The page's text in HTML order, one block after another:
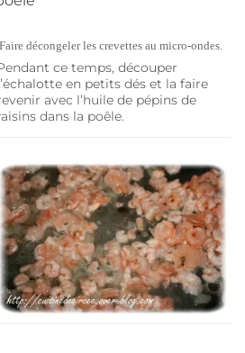
Faire décongeler les crevettes au micro-ondes.
ce temps, découper
en petits dés et la faire
avec l’huile de pépins de
dans la poêle.